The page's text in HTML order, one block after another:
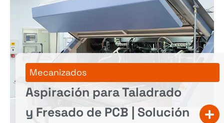
Mecanizados
Aspiración para Taladrado
y Fresado de PCB | Solución